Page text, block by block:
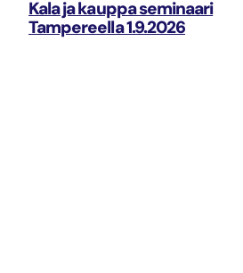
Kala ja kauppa seminaari
Tampereella 1.9.2026